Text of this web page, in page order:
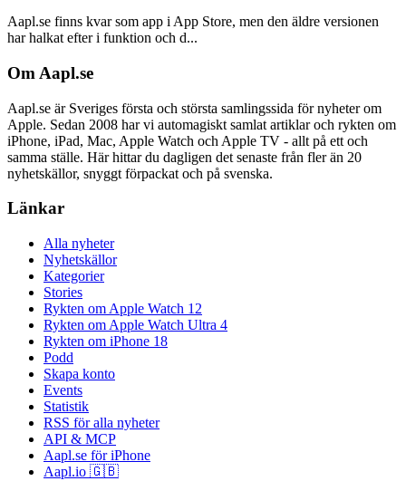
Aapl.se finns kvar som app i App Store, men den äldre versionen
har halkat efter i funktion och d...
Om Aapl.se
Aapl.se är Sveriges första och största samlingssida för nyheter om
Apple. Sedan 2008 har vi automagiskt samlat artiklar och rykten om
iPhone, iPad, Mac, Apple Watch och Apple TV - allt på ett och
samma ställe. Här hittar du dagligen det senaste från fler än 20
nyhetskällor, snyggt förpackat och på svenska.
Länkar
Alla nyheter
Nyhetskällor
Kategorier
Stories
Rykten om Apple Watch 12
Rykten om Apple Watch Ultra 4
Rykten om iPhone 18
Podd
Skapa konto
Events
Statistik
RSS för alla nyheter
API & MCP
Aapl.se för iPhone
Aapl.io 🇬🇧